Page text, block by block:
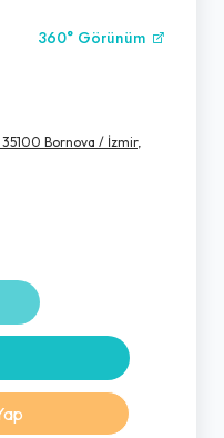
360° Görünüm
Bornova / İzmir,